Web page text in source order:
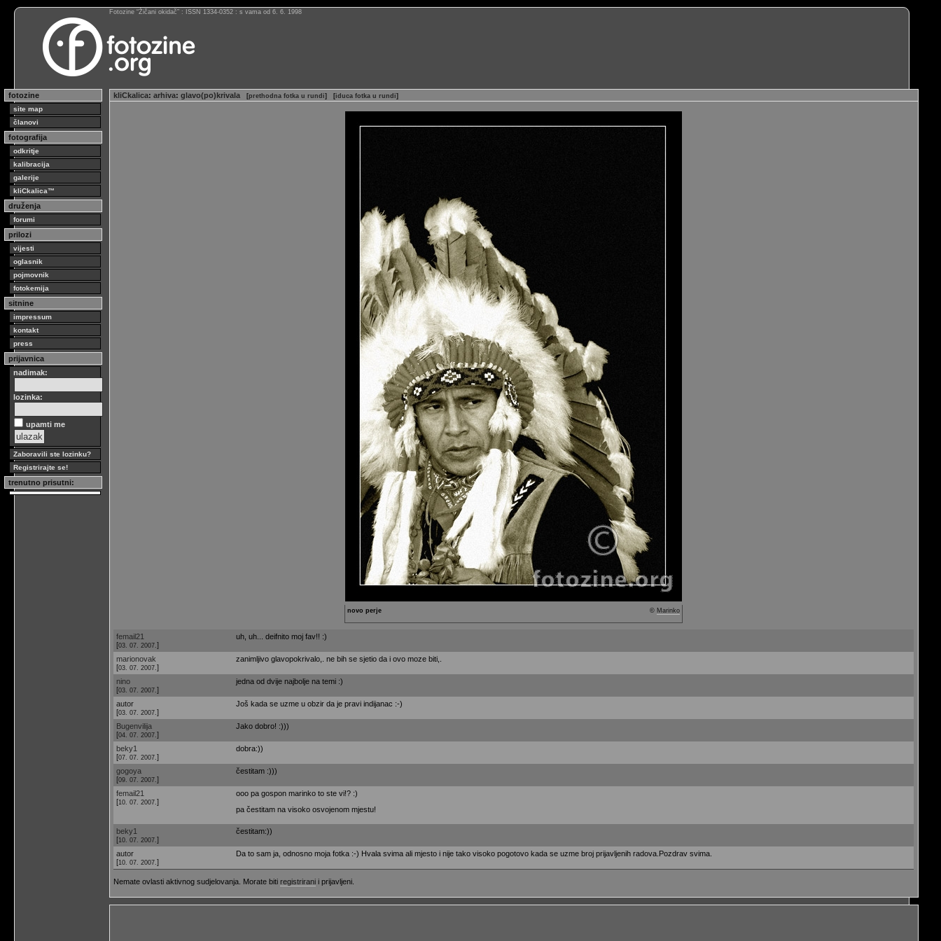
Fotozine “Žičani okidač” : ISSN 1334-0352 : s vama od 6. 6. 1998
fotozine
site map
članovi
fotografija
odkritje
kalibracija
galerije
kliCkalica™
druženja
forumi
prilozi
vijesti
oglasnik
pojmovnik
fotokemija
sitnine
impressum
kontakt
press
prijavnica
nadimak:
lozinka:
upamti me
Zaboravili ste lozinku?
Registrirajte se!
trenutno prisutni:
kliCkalica: arhiva: glavo(po)krivala [prethodna fotka u rundi] [iduca fotka u rundi]
© Marinko
novo perje
femail21
[03. 07. 2007. ]
uh, uh... deifnito moj fav!! :)
marionovak
[03. 07. 2007. ]
zanimljivo glavopokrivalo,. ne bih se sjetio da i ovo moze biti,.
nino
[03. 07. 2007. ]
jedna od dvije najbolje na temi :)
autor
[03. 07. 2007. ]
Još kada se uzme u obzir da je pravi indijanac :-)
Bugenvilija
[04. 07. 2007. ]
Jako dobro! :)))
beky1
[07. 07. 2007. ]
dobra:))
gogoya
[09. 07. 2007. ]
čestitam :)))
femail21
[10. 07. 2007. ]
ooo pa gospon marinko to ste vi!? :)
pa čestitam na visoko osvojenom mjestu!
beky1
[10. 07. 2007. ]
čestitam:))
autor
[10. 07. 2007. ]
Da to sam ja, odnosno moja fotka :-) Hvala svima ali mjesto i nije tako visoko pogotovo kada se uzme broj prijavljenih radova.Pozdrav svima.
Nemate ovlasti aktivnog sudjelovanja. Morate biti registrirani i prijavljeni.